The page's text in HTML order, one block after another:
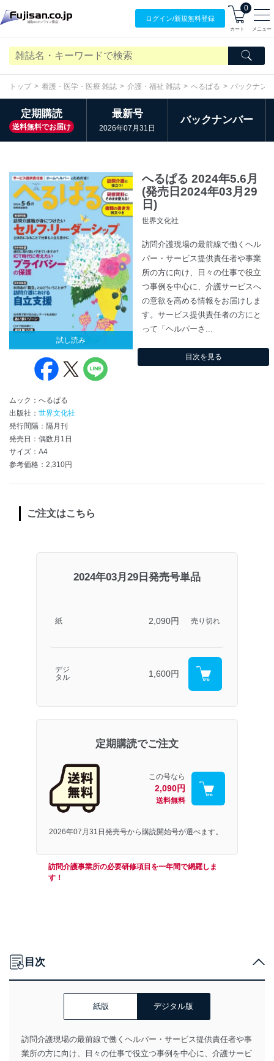
ログイン/新規無料登録
0
カート メニュー
トップ 看護・医学・医療 雑誌 介護・福祉 雑誌 へるぱる バックナン
定期購読
送料無料でお届け
最新号
2026年07月31日
バックナンバー
試し読み
ムック：へるぱる
出版社： 世界文化社
発行間隔：隔月刊
発売日：偶数月1日
サイズ：A4
参考価格：2,310円
へるぱる 2024年5.6月
(発売日2024年03月29
日)
世界文化社
訪問介護現場の最前線で働くヘル
パー・サービス提供責任者や事業
所の方に向け、日々の仕事で役立
つ事例を中心に、介護サービスへ
の意欲を高める情報をお届けしま
す。サービス提供責任者の方にと
って「ヘルパーさ...
目次を見る
ご注文はこちら
2024年03月29日発売号単品
紙 2,090円 売り切れ
デジ
タル
1,600円
定期購読でご注文
この号なら
2,090円
送料無料
2026年07月31日発売号から購読開始号が選べます。
訪問介護事業所の必要研修項目を一年間で網羅しま
す！
目次
紙版 デジタル版
訪問介護現場の最前線で働くヘルパー・サービス提供責任者や事
業所の方に向け、日々の仕事で役立つ事例を中心に、介護サービ